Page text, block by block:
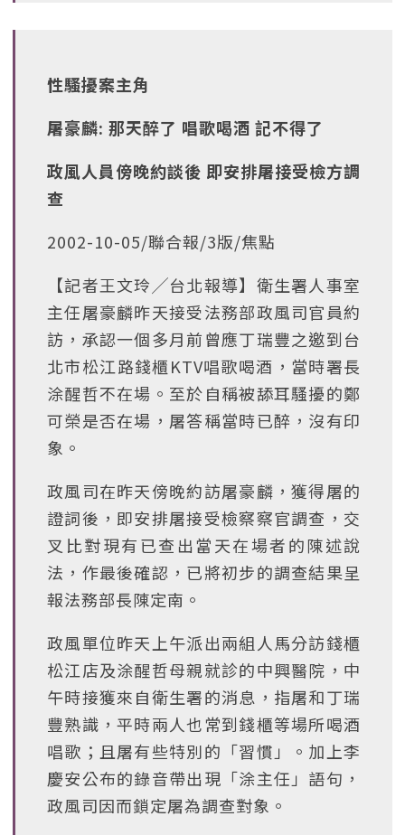
性騷擾案主角
屠豪麟: 那天醉了 唱歌喝酒 記不得了
政風人員傍晚約談後 即安排屠接受檢方調
查
2002-10-05/聯合報/3版/焦點
【記者王文玲╱台北報導】衛生署人事室
主任屠豪麟昨天接受法務部政風司官員約
訪，承認一個多月前曾應丁瑞豐之邀到台
北市松江路錢櫃KTV唱歌喝酒，當時署長
涂醒哲不在場。至於自稱被舔耳騷擾的鄭
可榮是否在場，屠答稱當時已醉，沒有印
象。
政風司在昨天傍晚約訪屠豪麟，獲得屠的
證詞後，即安排屠接受檢察察官調查，交
叉比對現有已查出當天在場者的陳述說
法，作最後確認，已將初步的調查結果呈
報法務部長陳定南。
政風單位昨天上午派出兩組人馬分訪錢櫃
松江店及涂醒哲母親就診的中興醫院，中
午時接獲來自衛生署的消息，指屠和丁瑞
豐熟識，平時兩人也常到錢櫃等場所喝酒
唱歌；且屠有些特別的「習慣」。加上李
慶安公布的錄音帶出現「涂主任」語句，
政風司因而鎖定屠為調查對象。